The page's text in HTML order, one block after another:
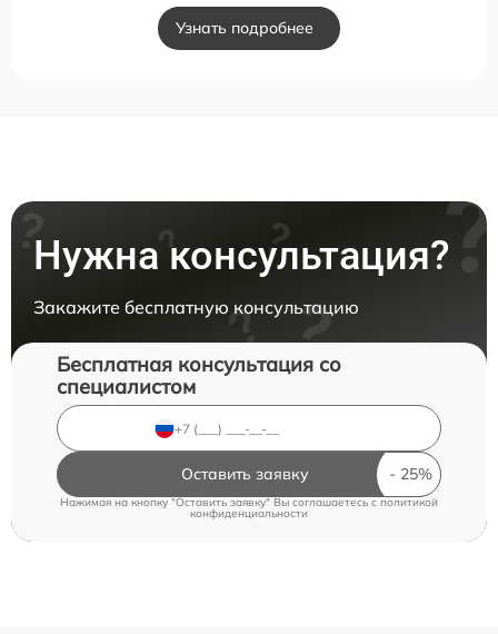
Узнать подробнее
Нужна консультация?
Закажите бесплатную консультацию
Бесплатная консультация со
специалистом
Оставить заявку
Нажимая на кнопку "Оставить заявку" Вы соглашаетесь c политикой
конфиденциальности